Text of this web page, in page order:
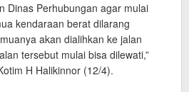
Dinas Perhubungan agar mulai
kendaraan berat dilarang
akan dialihkan ke jalan
tersebut mulai bisa dilewati,”
H Halikinnor (12/4).